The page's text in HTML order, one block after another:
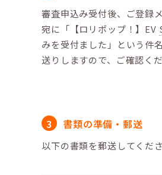
審査申込み受付後、ご登録
宛に「【ロリポップ！】EV
みを受付ました」という件
送りしますので、ご確認くだ
書類の準備・郵送
以下の書類を郵送してくださ